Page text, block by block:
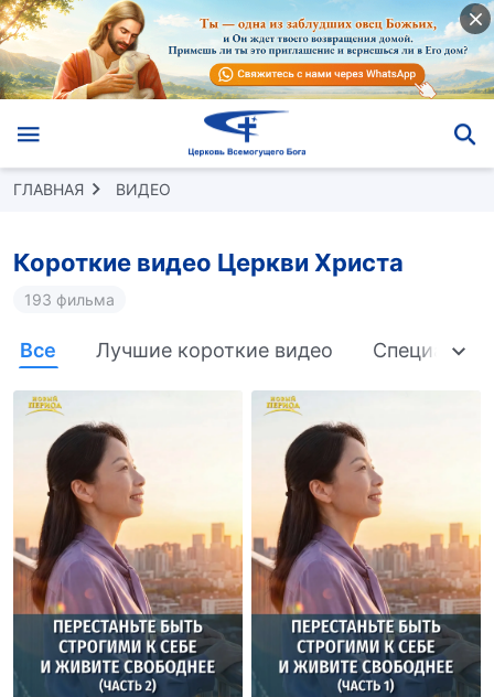
ГЛАВНАЯ ВИДЕО
Короткие видео Церкви Христа
193 фильма
Все Лучшие короткие видео